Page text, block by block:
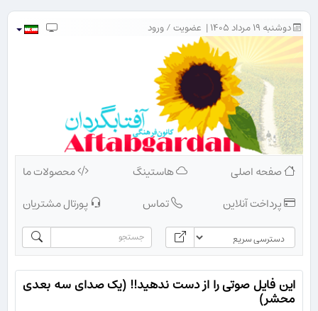
دوشنبه ۱۹ مرداد ۱۴۰۵ | عضویت/ورود
صفحه اصلی هاستینگ
محصولات ما
پرداخت آنلاین
تماس پورتال مشتریان
این فایل صوتی را از دست ندهید!! (یک صدای سه بعدی
محشر)